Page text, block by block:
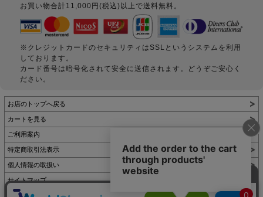
お買い物合計11,000円(税込)以上で送料無料。
※クレジットカードのセキュリティはSSLというシステムを利用
しております。
カード番号は暗号化されて安全に送信されます。どうぞご安心く
ださい。
お店のトップへ戻る
カートを見る
ご利用案内
特定商取引法表示
個人情報の取扱い
サイトマップ
お問い合わせ